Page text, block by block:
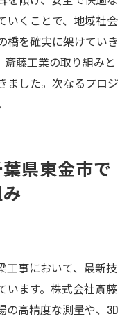
いくことで、地域社会
橋を確実に架けていき
斎藤工業の取り組みと
ました。次なるプロジ
県東金市で
工事において、最新技
います。株式会社斎藤
高精度な測量や、3D